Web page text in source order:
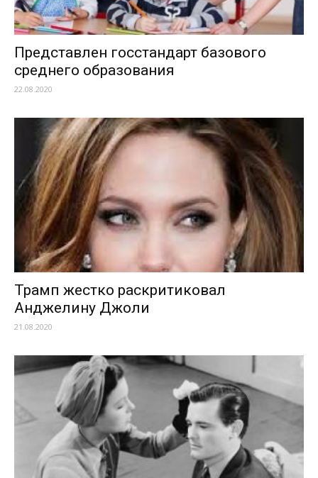
Представлен госстандарт базового
среднего образования
22.08.2020
Трамп жестко раскритиковал
Анджелину Джоли
21.08.2020